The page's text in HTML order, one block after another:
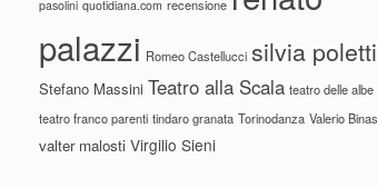
pasolini quotidiana.com recensione
palazzi Romeo Castellucci silvia poletti
Stefano Massini Teatro alla Scala teatro delle albe
teatro franco parenti tindaro granata Torinodanza Valerio
valter malosti Virgilio Sieni